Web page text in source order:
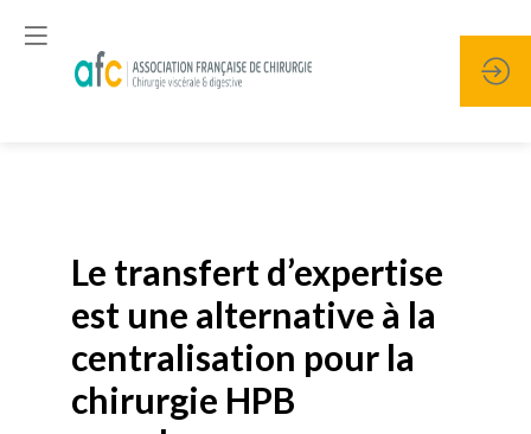
Le transfert d’expertise
est une alternative à la
centralisation pour la
chirurgie HPB